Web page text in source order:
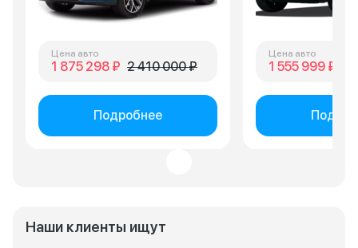
Наши клиенты ищут
Цена авто
1 875 298 ₽ 2 410 000 ₽
Подробнее
Цена авто
1 555 999 ₽